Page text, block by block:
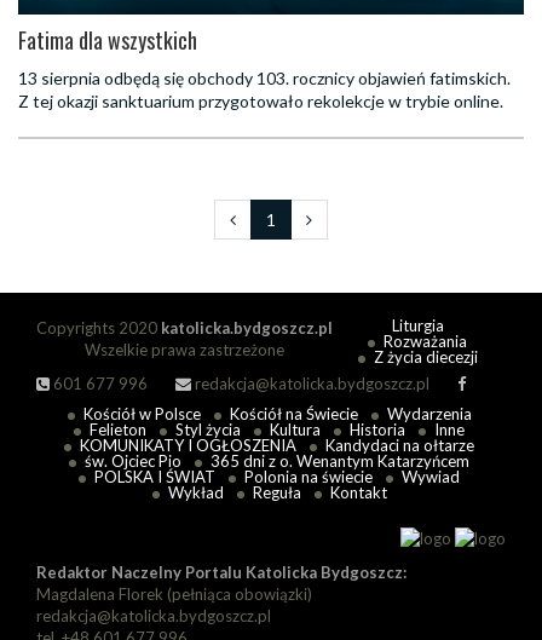
Fatima dla wszystkich
13 sierpnia odbędą się obchody 103. rocznicy objawień fatimskich.
Z tej okazji sanktuarium przygotowało rekolekcje w trybie online.
1
Copyrights 2020 katolicka.bydgoszcz.pl
Wszelkie prawa zastrzeżone
601 677 996
redakcja@katolicka.bydgoszcz.pl
Liturgia
Rozważania
Z życia diecezji
Kościół w Polsce Kościół na Świecie
Wydarzenia
Felieton
Styl życia Kultura Historia
Inne
KOMUNIKATY I OGŁOSZENIA
Kandydaci na ołtarze
św. Ojciec Pio
365 dni z o. Wenantym Katarzyńcem
POLSKA I ŚWIAT
Polonia na świecie
Wywiad
Wykład
Reguła Kontakt
Redaktor Naczelny Portalu Katolicka Bydgoszcz:
Magdalena Florek (pełniąca obowiązki)
redakcja@katolicka.bydgoszcz.pl